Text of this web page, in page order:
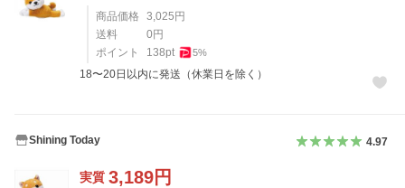
商品価格 3,025円
送料
0円
ポイント
138pt 5%
18〜20日以内に発送（休業日を除く）
Shining Today 4.97
実質 3,189円